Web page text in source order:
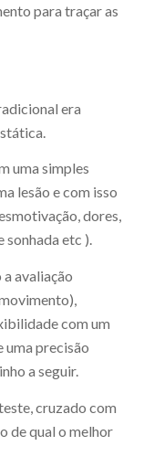
para traçar as
era
uma simples
lesão e com isso
dores,
sonhada etc ).
avaliação
com um
precisão
a seguir.
cruzado com
de qual o melhor